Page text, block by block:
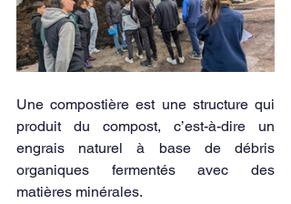
Une compostière est une structure qui
produit du compost, c’est-à-dire un
engrais naturel à base de débris
organiques fermentés avec des
matières minérales.